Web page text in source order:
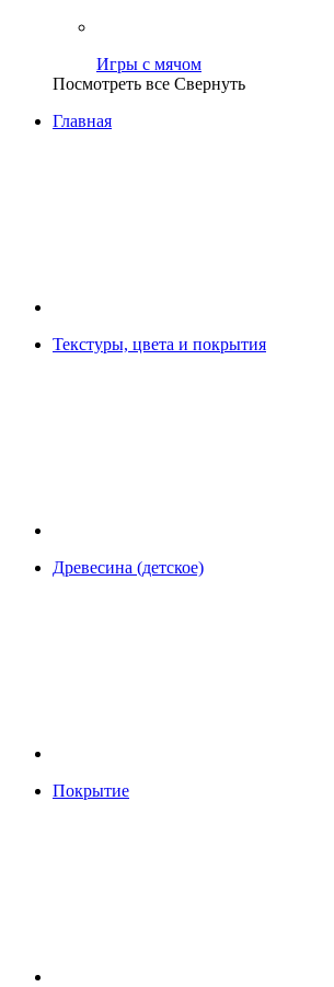
Игры с мячом
Посмотреть все Свернуть
Главная
Текстуры, цвета и покрытия
Древесина (детское)
Покрытие